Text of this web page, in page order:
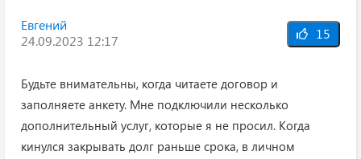
Евгений
24.09.2023 12:17
15
Будьте внимательны, когда читаете договор и
заполняете анкету. Мне подключили несколько
дополнительный услуг, которые я не просил. Когда
кинулся закрывать долг раньше срока, в личном